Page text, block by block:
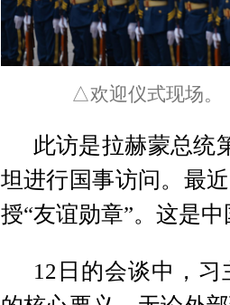
△欢迎仪式现场。
此访是拉赫蒙总统
坦进行国事访问。最
授“友谊勋章”。这是
12日的会谈中，